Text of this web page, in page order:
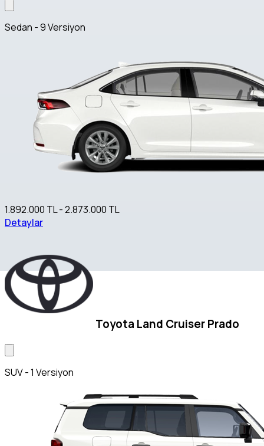
Sedan - 9 Versiyon
1.892.000 TL - 2.873.000 TL
Detaylar
Toyota Land Cruiser Prado
SUV - 1 Versiyon